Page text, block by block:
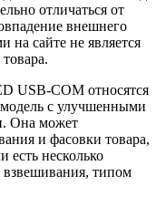
отличаться от
внешнего
на сайте не является
USB-COM относятся
с улучшенными
Она может
и фасовки товара,
есть несколько
типом